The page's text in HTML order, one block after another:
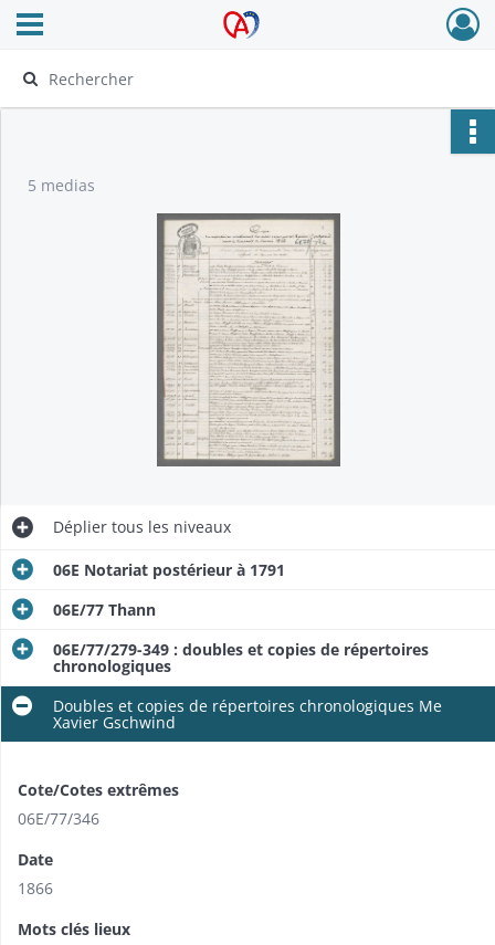
Archives Alsace - Colmar
Ouvrir le menu déroulant
5 medias
Déplier tous les niveaux
06E Notariat postérieur à 1791
06E/77 Thann
06E/77/279-349 : doubles et copies de répertoires
chronologiques
Doubles et copies de répertoires chronologiques Me
Xavier Gschwind
Cote/Cotes extrêmes
06E/77/346
Date
1866
Mots clés lieux